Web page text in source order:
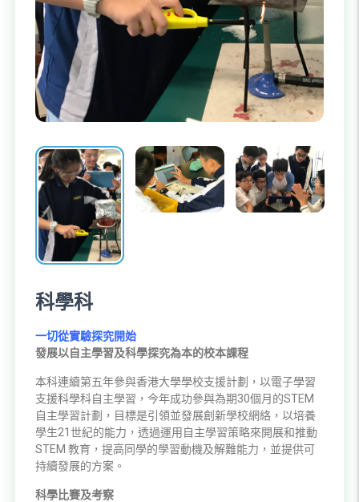
科學科
一切從實驗探究開始
發展以自主學習及科學探究為本的校本課程
本科連續第五年參與香港大學學校支援計劃，以電子學習
支援科學科自主學習，今年成功參與為期30個月的STEM
自主學習計劃，目標是引領並發展創新學校網絡，以培養
學生21世紀的能力，透過運用自主學習策略來開展和推動
STEM 教育，提高同學的學習動機及解難能力，並提供可
持續發展的方案。
科學比賽及考察